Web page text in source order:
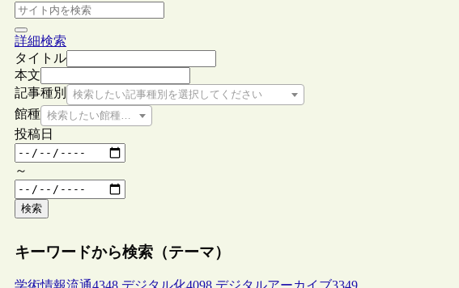
詳細検索
タイトル
本文
記事種別
検索したい記事種別を選択してください
館種 検索したい館種を選択してください
投稿日
～
検索
キーワードから検索（テーマ）